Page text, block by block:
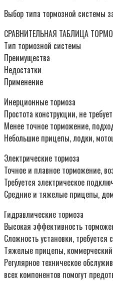
Выбор типа тормозной системы
СРАВНИТЕЛЬНАЯ ТАБЛИЦА
Тип тормозной системы
Преимущества
Недостатки
Применение
Инерционные тормоза
Простота конструкции, не
Менее точное торможение,
Небольшие прицепы, лодки,
Электрические тормоза
Точное и плавное торможение,
Требуется электрическое
Средние и тяжелые прицепы,
Гидравлические тормоза
Высокая эффективность
Сложность установки, требуется
Тяжелые прицепы, коммерческий
Регулярное техническое
всех компонентов помогут